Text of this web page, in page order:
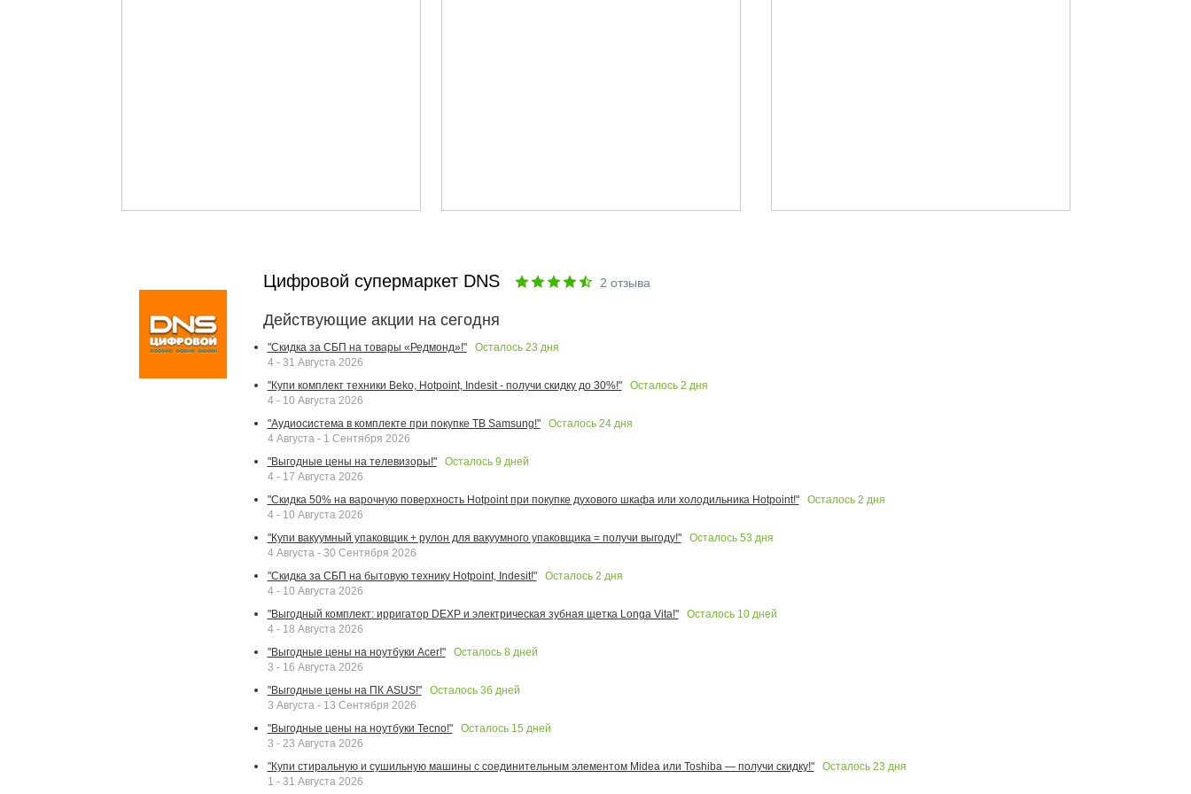
Цифровой супермаркет DNS 2 отзыва
Действующие акции на сегодня
"Скидка за СБП на товары «Редмонд»!" Осталось 23 дня
4 - 31 Августа 2026
"Купи комплект техники Beko, Hotpoint, Indesit - получи скидку до 30%!"
Осталось 2 дня
4 - 10 Августа 2026
"Аудиосистема в комплекте при покупке ТВ Samsung!"
Осталось 24дня
4 Августа - 1 Сентября 2026
"Выгодные цены на телевизоры!"
Осталось 9 дней
4 - 17 Августа 2026
"Скидка 50% на варочную поверхность Hotpoint при покупке духового шкафа или холодильника Hotpoint!"
Осталось 2 дня
4 - 10 Августа 2026
"Купи вакуумный упаковщик + рулон для вакуумного упаковщика = получи выгоду!"
Осталось 53 дня
4 Августа - 30 Сентября 2026
"Скидка за СБП на бытовую технику Hotpoint, Indesit!"
Осталось 2 дня
4 - 10 Августа 2026
"Выгодный комплект: ирригатор DEXP и электрическая зубная щетка Longa Vita!"
Осталось 10дней
4 - 18 Августа 2026
"Выгодные цены на ноутбуки Acer!"
Осталось 8дней
3 - 16 Августа 2026
"Выгодные цены на ПК ASUS!"
Осталось 36 дней
3 Августа - 13 Сентября 2026
"Выгодные цены на ноутбуки Tecno!"
Осталось 15 дней
3 - 23 Августа 2026
"Купи стиральную и сушильную машины с соединительным элементом Midea или Toshiba — получи скидку!"
Осталось 23 дня
1 - 31 Августа 2026